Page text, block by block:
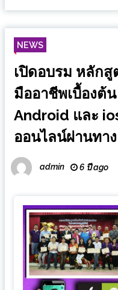
NEWS
เปิดอบรม หลัก
มืออาชีพเบื้องต้
Android และ
ออนไลน์ผ่านทา
admin 6 ปี ago